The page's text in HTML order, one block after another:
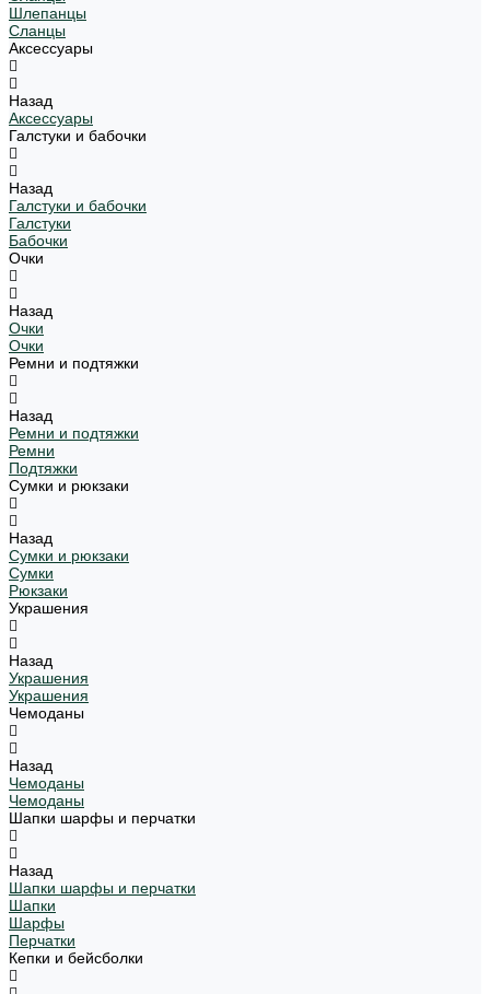
Шлепанцы
Сланцы
Аксессуары
Назад
Аксессуары
Галстуки и бабочки
Назад
Галстуки и бабочки
Галстуки
Бабочки
Очки
Назад
Очки
Очки
Ремни и подтяжки
Назад
Ремни и подтяжки
Ремни
Подтяжки
Сумки и рюкзаки
Назад
Сумки и рюкзаки
Сумки
Рюкзаки
Украшения
Назад
Украшения
Украшения
Чемоданы
Назад
Чемоданы
Чемоданы
Шапки шарфы и перчатки
Назад
Шапки шарфы и перчатки
Шапки
Шарфы
Перчатки
Кепки и бейсболки